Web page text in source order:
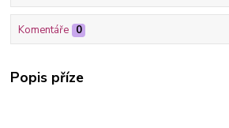
Komentáře 0
Popis příze